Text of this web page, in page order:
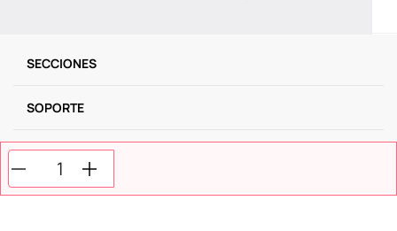
SECCIONES
SOPORTE
SERVICIOS
NOSOTROS